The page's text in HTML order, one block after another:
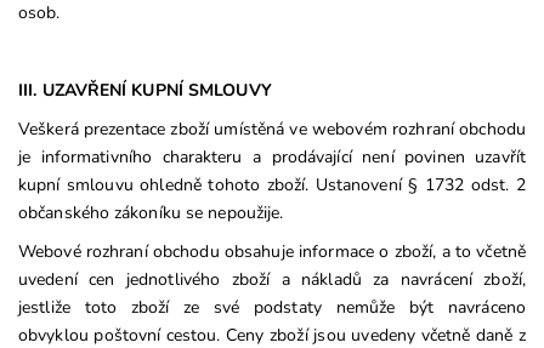
osob.
III. UZAVŘENÍ KUPNÍ SMLOUVY
Veškerá prezentace zboží umístěná ve webovém rozhraní obchodu
je informativního charakteru a prodávající není povinen uzavřít
kupní smlouvu ohledně tohoto zboží. Ustanovení § 1732 odst. 2
občanského zákoníku se nepoužije.
Webové rozhraní obchodu obsahuje informace o zboží, a to včetně
uvedení cen jednotlivého zboží a nákladů za navrácení zboží,
jestliže toto zboží ze své podstaty nemůže být navráceno
obvyklou poštovní cestou. Ceny zboží jsou uvedeny včetně daně z